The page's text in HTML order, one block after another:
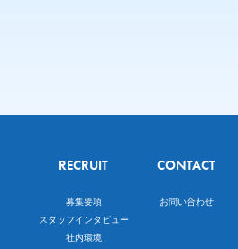
RECRUIT
募集要項
スタッフインタビュー
社内環境
CONTACT
お問い合わせ